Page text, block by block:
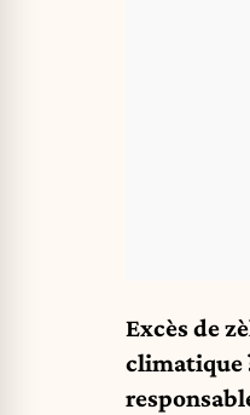
Excès de
climatique